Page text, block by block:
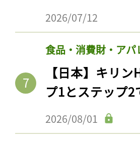
2026/07/12
食品・消費財・アパ
【日本】キリ
プ1とステップ
2026/08/01